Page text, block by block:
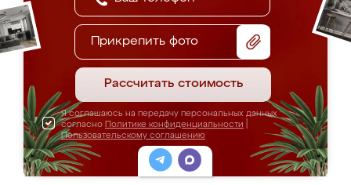
Прикрепить фото
Рассчитать стоимость
Я соглашаюсь на передачу персональных данных
согласно Политике конфиденциальности
Пользовательскому соглашению